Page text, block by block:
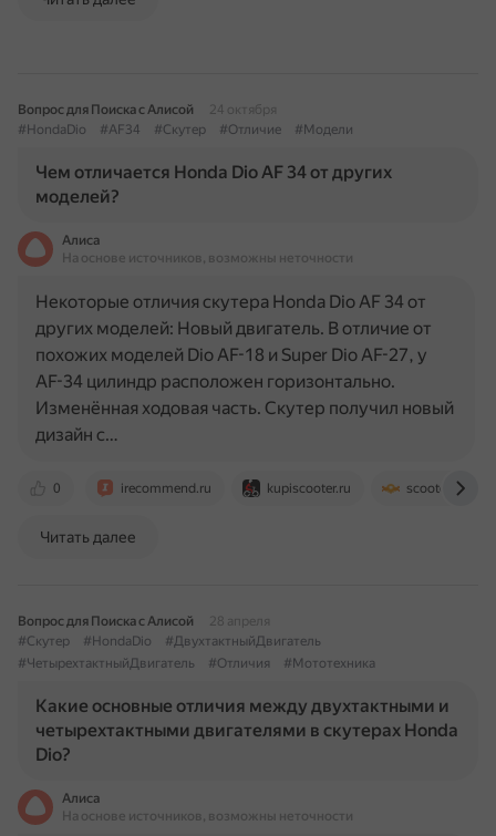
Вопрос для Поиска с Алисой
24 октября
#HondaDio
#AF34 #Скутер #Отличие #Модели
Чем отличается Honda Dio AF 34 от других
моделей?
Алиса
На основе источников, возможны неточности
0 irecommend.ru kupiscooter.ru scooter-zip.ru
Некоторые отличия скутера Honda Dio AF 34 от
других моделей: Новый двигатель. В отличие от
похожих моделей Dio AF-18 и Super Dio AF-27, у
AF-34 цилиндр расположен горизонтально.
Изменённая ходовая часть. Скутер получил новый
дизайн с…
Читать далее
Вопрос для Поиска с Алисой
28 апреля
#Скутер
#HondaDio
#ДвухтактныйДвигатель
#ЧетырехтактныйДвигатель
#Отличия #Мототехника
Какие основные отличия между двухтактными и
четырехтактными двигателями в скутерах Honda
Dio?
Алиса
На основе источников, возможны неточности